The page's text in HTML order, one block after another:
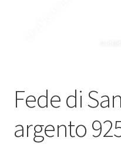
Fede di
argento